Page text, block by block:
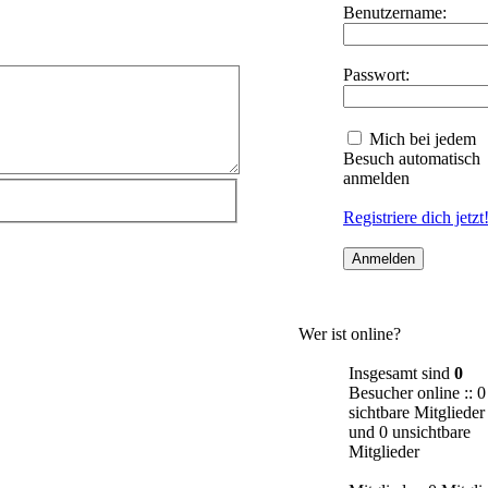
Benutzername:
Passwort:
Mich bei jedem
Besuch automatisch
anmelden
Registriere dich jetzt!
Wer ist online?
Insgesamt sind 0
Besucher online :: 0
sichtbare Mitglieder
und 0 unsichtbare
Mitglieder